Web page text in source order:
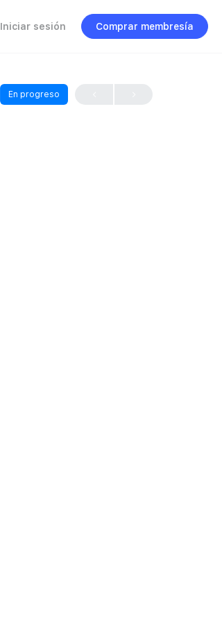
Iniciar sesión Comprar membresía
En progreso